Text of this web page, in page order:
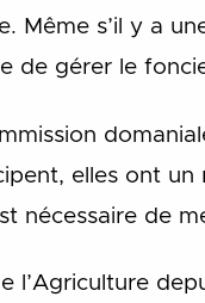
s’il y a
de gérer le
elles ont
nécessaire de
l’Agriculture